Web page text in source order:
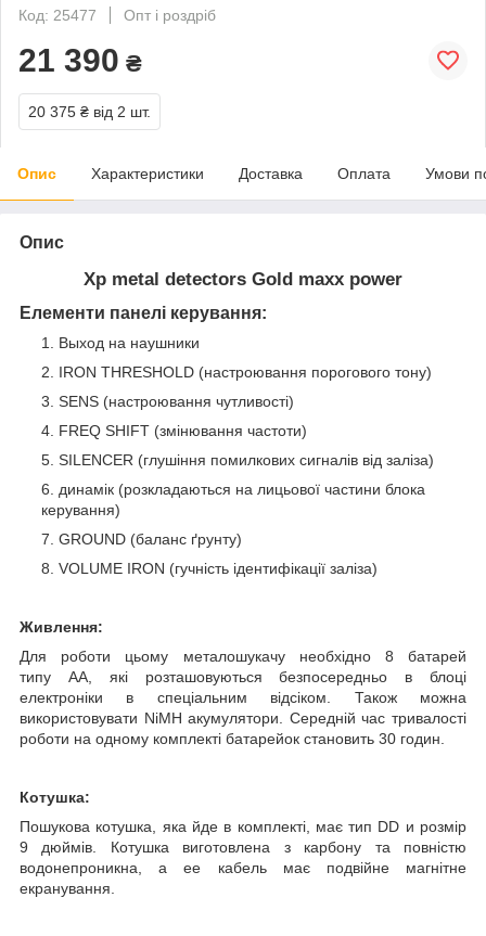
Код: 25477
Опт і роздріб
21 390 ₴
20 375 ₴ від 2 шт.
Опис Характеристики Доставка Оплата Умови
Опис
Xp metal detectors Gold maxx power
Елементи панелі керування:
Выход на наушники
IRON THRESHOLD (настроювання порогового тону)
SENS (настроювання чутливості)
FREQ SHIFT (змінювання частоти)
SILENCER (глушіння помилкових сигналів від заліза)
динамік (розкладаються на лицьової частини блока
керування)
GROUND (баланс ґрунту)
VOLUME IRON (гучність ідентифікації заліза)
Живлення:
Для роботи цьому металошукачу необхідно 8 батарей
типу АА, які розташовуються безпосередньо в блоці
електроніки в спеціальним відсіком. Також можна
використовувати NiMH акумулятори. Середній час тривалості
роботи на одному комплекті батарейок становить 30 годин.
Котушка:
Пошукова котушка, яка йде в комплекті, має тип DD и розмір
9 дюймів. Котушка виготовлена з карбону та повністю
водонепроникна, а ее кабель має подвійне магнітне
екранування.